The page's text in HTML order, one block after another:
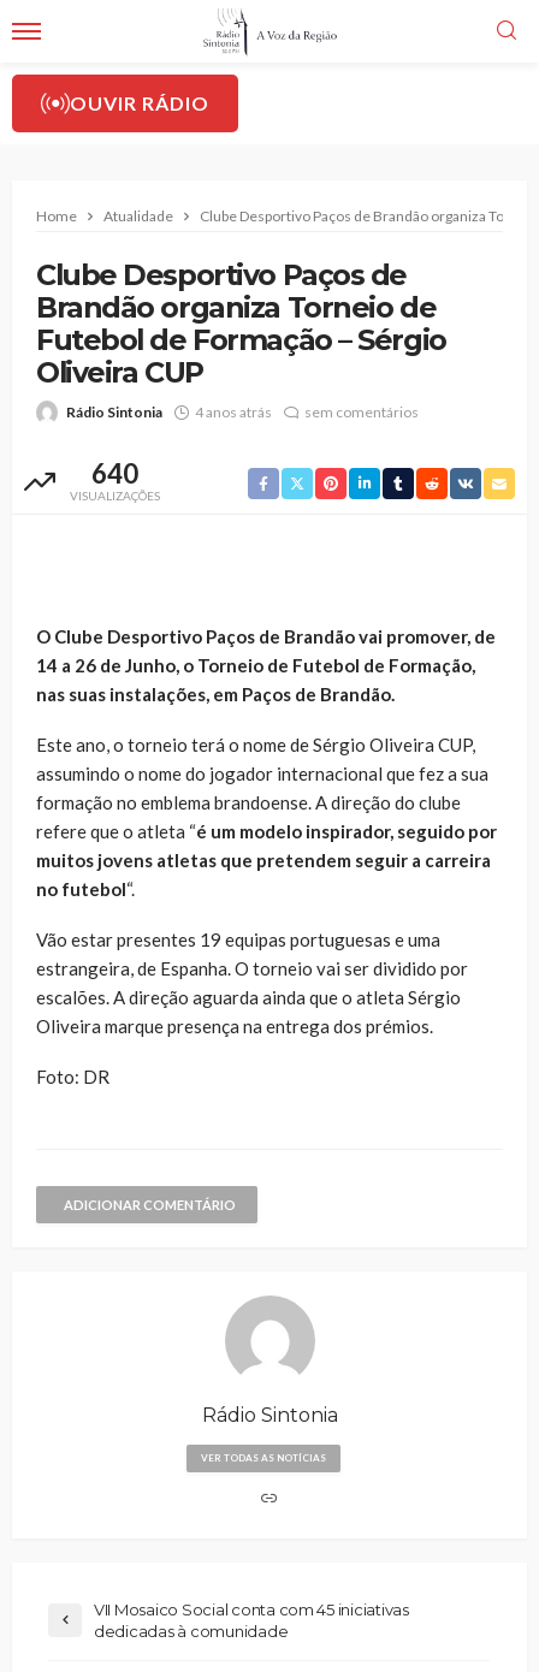
OUVIR RÁDIO
Home Atualidade Clube Desportivo Paços de Brandão organiza
Clube Desportivo Paços de
Brandão organiza Torneio de
Futebol de Formação – Sérgio
Oliveira CUP
Rádio Sintonia 4 anos atrás sem comentários
640
VISUALIZAÇÕES
O Clube Desportivo Paços de Brandão vai promover, de
14 a 26 de Junho, o Torneio de Futebol de Formação,
nas suas instalações, em Paços de Brandão.
Este ano, o torneio terá o nome de Sérgio Oliveira CUP,
assumindo o nome do jogador internacional que fez a sua
formação no emblema brandoense. A direção do clube
refere que o atleta “é um modelo inspirador, seguido por
muitos jovens atletas que pretendem seguir a carreira
no futebol“.
Vão estar presentes 19 equipas portuguesas e uma
estrangeira, de Espanha. O torneio vai ser dividido por
escalões. A direção aguarda ainda que o atleta Sérgio
Oliveira marque presença na entrega dos prémios.
Foto: DR
ADICIONAR COMENTÁRIO
Rádio Sintonia
VER TODAS AS NOTÍCIAS
VII Mosaico Social conta com 45 iniciativas
dedicadas à comunidade